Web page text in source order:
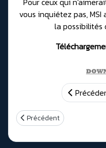
vous inquiétez pas,
la possibilités
Article précédent :
Précédent